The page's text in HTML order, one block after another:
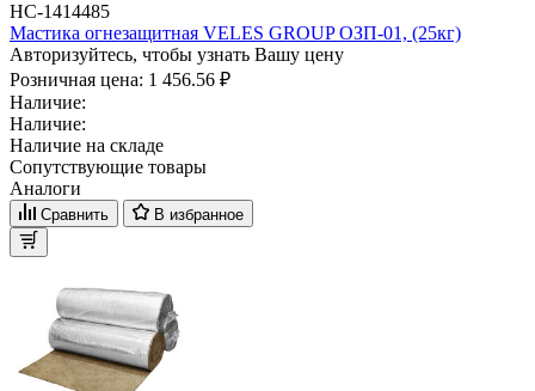
НС-1414485
Мастика огнезащитная VELES GROUP ОЗП-01, (25кг)
Авторизуйтесь, чтобы узнать Вашу цену
Розничная цена: 1 456.56 ₽
Наличие:
Наличие:
Наличие на складе
Сопутствующие товары
Аналоги
Сравнить В избранное